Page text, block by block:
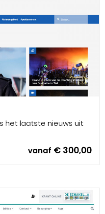
het laatste nieuws uit
vanaf € 300,00